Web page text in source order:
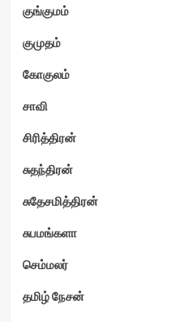
குங்குமம்
குமுதம்
கோகுலம்
சாவி
சிரித்திரன்
சுதந்திரன்
சுதேசமித்திரன்
சுபமங்களா
செம்மலர்
தமிழ் நேசன்